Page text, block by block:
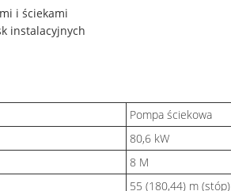
i ściekami
instalacyjnych
Pompa ściekowa
80,6 kW
8 M
55 (180,44) m (stóp)